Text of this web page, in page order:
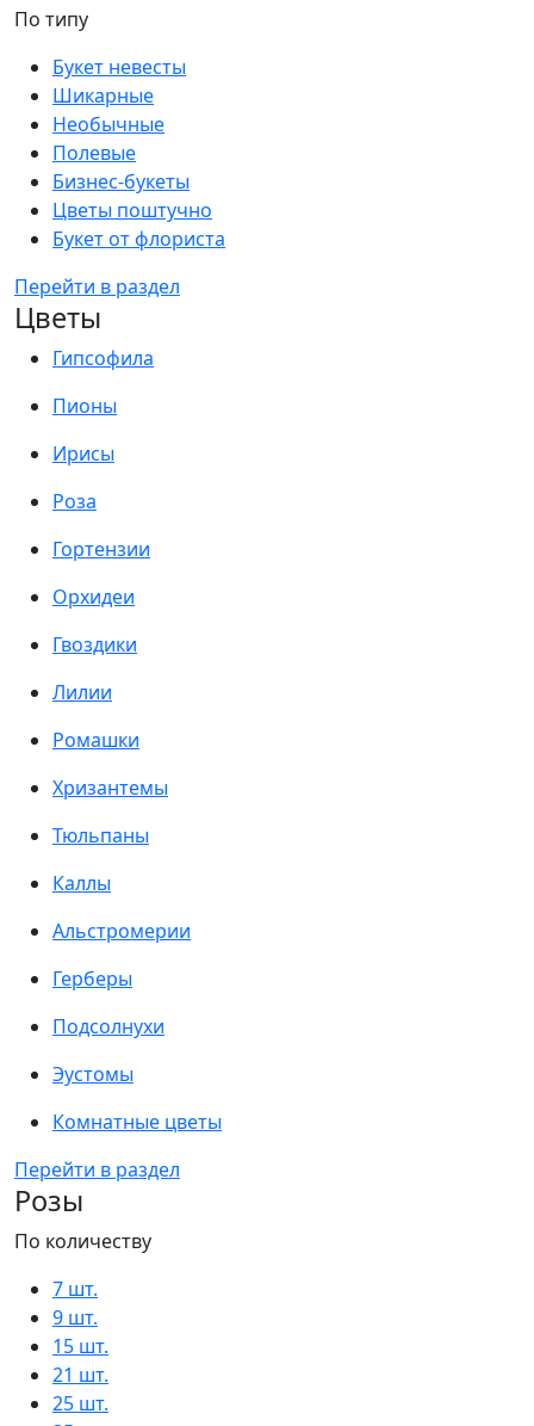
По типу
Букет невесты
Шикарные
Необычные
Полевые
Бизнес-букеты
Цветы поштучно
Букет от флориста
Перейти в раздел
Цветы
Гипсофила
Пионы
Ирисы
Роза
Гортензии
Орхидеи
Гвоздики
Лилии
Ромашки
Хризантемы
Тюльпаны
Каллы
Альстромерии
Герберы
Подсолнухи
Эустомы
Комнатные цветы
Перейти в раздел
Розы
По количеству
7 шт.
9 шт.
15 шт.
21 шт.
25 шт.